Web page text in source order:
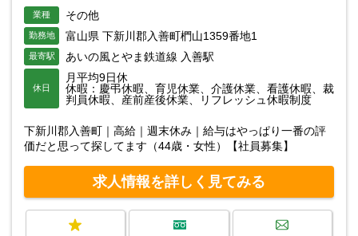
業種 その他
勤務地 富山県 下新川郡入善町椚山1359番地1
最寄駅 あいの風とやま鉄道線 入善駅
休日
月平均9日休
休暇：慶弔休暇、育児休業、介護休業、看護休暇、裁
判員休暇、産前産後休業、リフレッシュ休暇制度
下新川郡入善町｜高給｜週末休み｜給与はやっぱり一番の評
価だと思って探してます（44歳・女性）【社員募集】
求人情報を詳しく見てみる